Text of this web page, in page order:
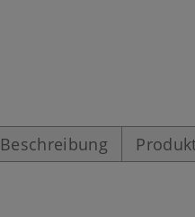
Beschreibung